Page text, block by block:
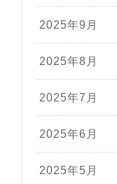
2025年9月
2025年8月
2025年7月
2025年6月
2025年5月